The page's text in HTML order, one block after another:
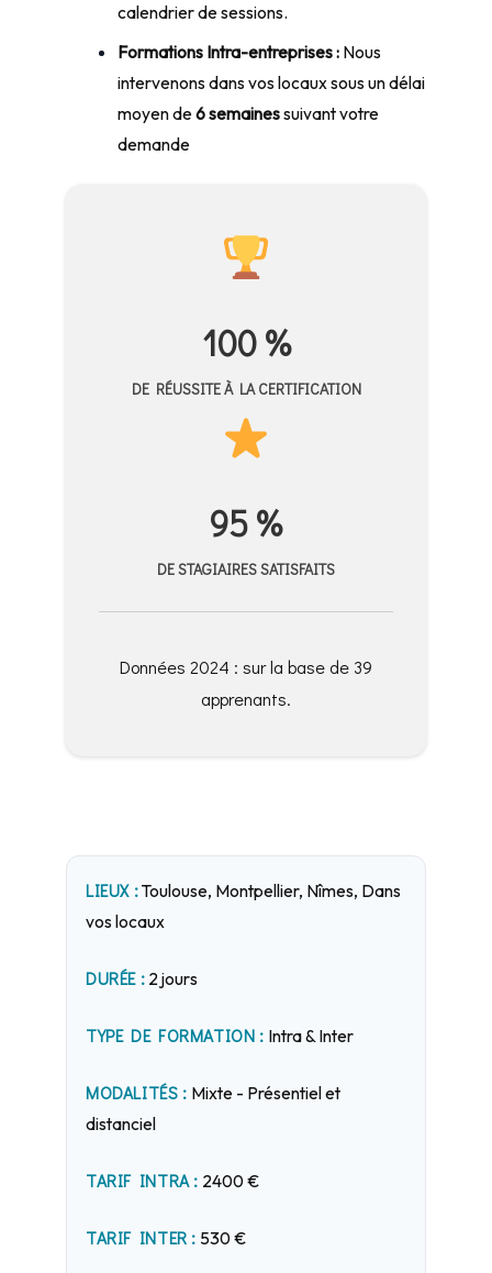
calendrier de sessions.
Formations Intra-entreprises :Nous
intervenons dans vos locaux sous un délai
moyen de6 semainessuivant votre
demande
100 %
DE RÉUSSITE À LA CERTIFICATION
95 %
DE STAGIAIRES SATISFAITS
Données 2024 : sur la base de 39
apprenants.
LIEUX :Toulouse, Montpellier, Nîmes, Dans
vos locaux
DURÉE : 2 jours
TYPE DE FORMATION : Intra & Inter
MODALITÉS : Mixte - Présentiel et
distanciel
TARIF INTRA : 2400 €
TARIF INTER : 530 €